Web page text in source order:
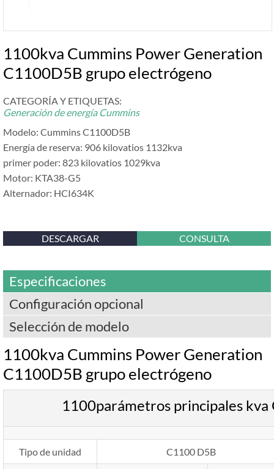
1100kva Cummins Power Generation
C1100D5B grupo electrógeno
CATEGORÍA Y ETIQUETAS:
Generación de energía Cummins
Modelo: Cummins C1100D5B
Energía de reserva: 906 kilovatios 1132kva
primer poder: 823 kilovatios 1029kva
Motor: KTA38-G5
Alternador: HCI634K
DESCARGAR CONSULTA
Especificaciones
Configuración opcional
Selección de modelo
1100kva Cummins Power Generation
C1100D5B grupo electrógeno
1100parámetros principales
Tipo de unidad C1100 D5B